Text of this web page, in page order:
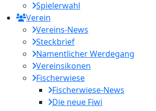
Spielerwahl
Verein
Vereins-News
Steckbrief
Namentlicher Werdegang
Vereinsikonen
Fischerwiese
Fischerwiese-News
Die neue Fiwi